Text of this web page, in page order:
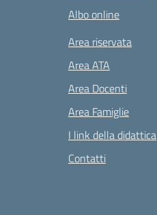
Albo online
Area riservata
Area ATA
Area Docenti
Area Famiglie
I link della didattica
Contatti